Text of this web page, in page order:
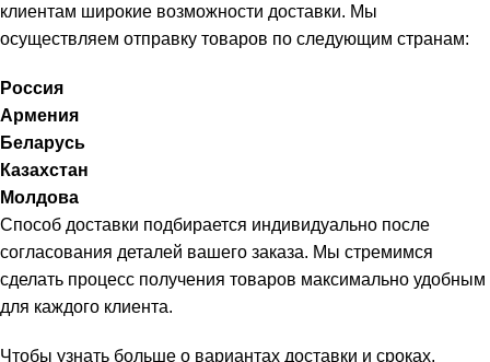
клиентам широкие возможности доставки. Мы
осуществляем отправку товаров по следующим странам:
Россия
Армения
Беларусь
Казахстан
Молдова
Способ доставки подбирается индивидуально после
согласования деталей вашего заказа. Мы стремимся
сделать процесс получения товаров максимально удобным
для каждого клиента.
Чтобы узнать больше о вариантах доставки и сроках,